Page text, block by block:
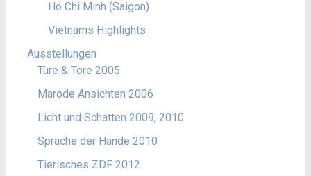
Ho Chi Minh (Saigon)
Vietnams Highlights
Ausstellungen
Türe & Tore 2005
Marode Ansichten 2006
Licht und Schatten 2009, 2010
Sprache der Hände 2010
Tierisches ZDF 2012